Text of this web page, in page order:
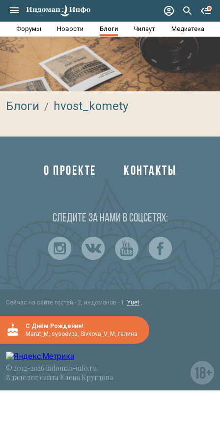
Форумы Новости Блоги Чилаут Медиатека
Блоги hvost_komety
О ПРОЕКТЕ КОНТАКТЫ
Следите за нами в соцсетях:
Сейчас на сайте гостей - 2, индоманов - 1 : Yuet ,
C Днём Рождения!
Marat_M, sysoevpa, Sivkova_V_M, галина
© 2012-2026 indoman-info.ru
Владелец сайта Елена Круглова